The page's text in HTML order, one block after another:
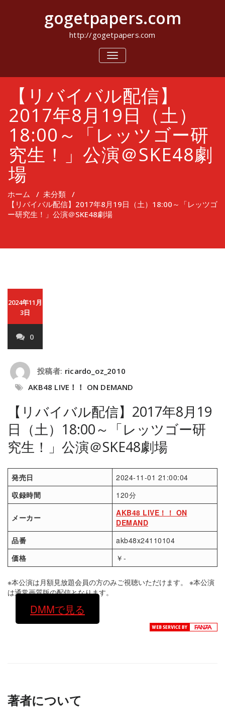
キ
gogetpapers.com
http://gogetpapers.com
ナ
ビ
シ
ョ
ン
を
切
り
え
【リバイバル配信】
2017年8月19日（土）
18:00～「レッツゴー研
究生！」公演＠SKE48劇
場
ホーム / 未分類 /
【リバイバル配信】2017年8月19日（土）18:00～「レッツゴ
ー研究生！」公演＠SKE48劇場
2024年11月
3日
0
投稿者: ricardo_oz_2010
AKB48 LIVE！！ ON DEMAND
【リバイバル配信】2017年8月19
日（土）18:00～「レッツゴー研
究生！」公演＠SKE48劇場
発売日
2024-11-01 21:00:04
収録時間
120分
メーカー
AKB48 LIVE！！ ON
DEMAND
品番
akb48x24110104
価格
￥-
※本公演は月額見放題会員の方のみご視聴いただけます。 ※本公演
は通常画質版の配信となります。
DMMで見る
著者について